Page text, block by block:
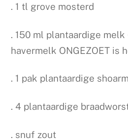
. 1 tl grove mosterd
. 150 ml plantaardige melk
havermelk ONGEZOET is
. 1 pak plantaardige
. 4 plantaardige
. snuf zout